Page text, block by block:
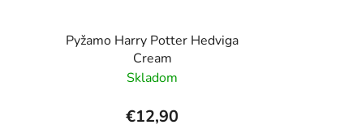
Pyžamo Harry Potter Hedviga
Cream
Skladom
€12,90